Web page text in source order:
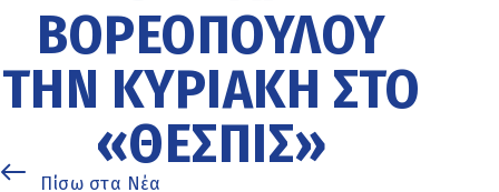
ΒΟΡΕΌΠΟΥΛΟΥ
ΤΗΝ ΚΥΡΙΑΚΉ ΣΤΟ
«ΘΕΣΠΊΣ»
Πίσω στα Νέα